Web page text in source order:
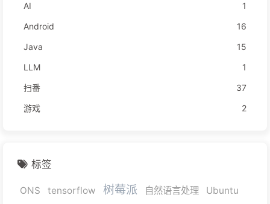
AI
1
Android
16
Java
15
LLM
1
扫番
37
游戏
2
标签
ONS tensorflow 树莓派 自然语言处理 Ubuntu